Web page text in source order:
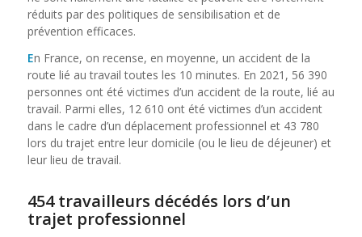
réduits par des politiques de sensibilisation et de
prévention efficaces.
En France, on recense, en moyenne, un accident de la
route lié au travail toutes les 10 minutes. En 2021, 56 390
personnes ont été victimes d’un accident de la route, lié au
travail. Parmi elles, 12 610 ont été victimes d’un accident
dans le cadre d’un déplacement professionnel et 43 780
lors du trajet entre leur domicile (ou le lieu de déjeuner) et
leur lieu de travail.
454 travailleurs décédés lors d’un
trajet professionnel